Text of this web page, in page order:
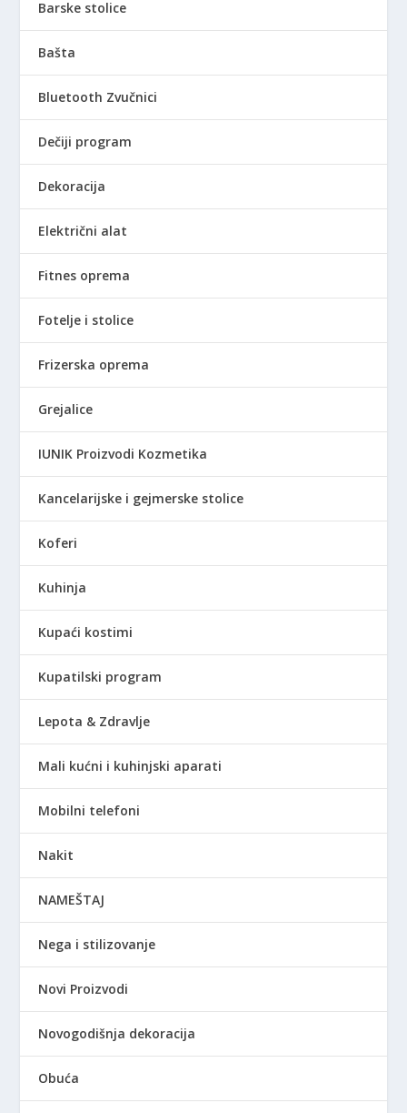
0
R
S
.
Barske stolice
Bašta
Bluetooth Zvučnici
Dečiji program
Dekoracija
Električni alat
Fitnes oprema
Fotelje i stolice
Frizerska oprema
Grejalice
IUNIK Proizvodi Kozmetika
Kancelarijske i gejmerske stolice
Koferi
Kuhinja
Kupaći kostimi
Kupatilski program
Lepota & Zdravlje
Mali kućni i kuhinjski aparati
Mobilni telefoni
Nakit
NAMEŠTAJ
Nega i stilizovanje
Novi Proizvodi
Novogodišnja dekoracija
Obuća